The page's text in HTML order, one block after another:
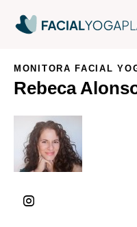
MONITORA FACIAL
Rebeca